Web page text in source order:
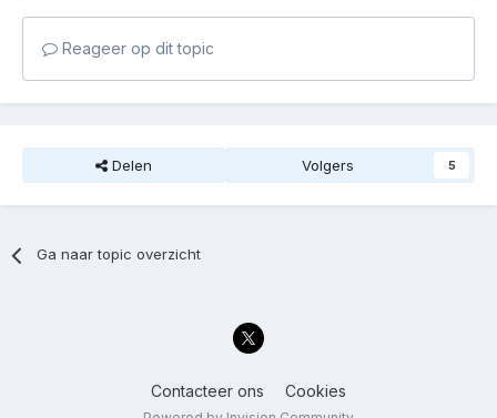
Reageer op dit topic
Delen Volgers 5
Ga naar topic overzicht
Contacteer ons Cookies